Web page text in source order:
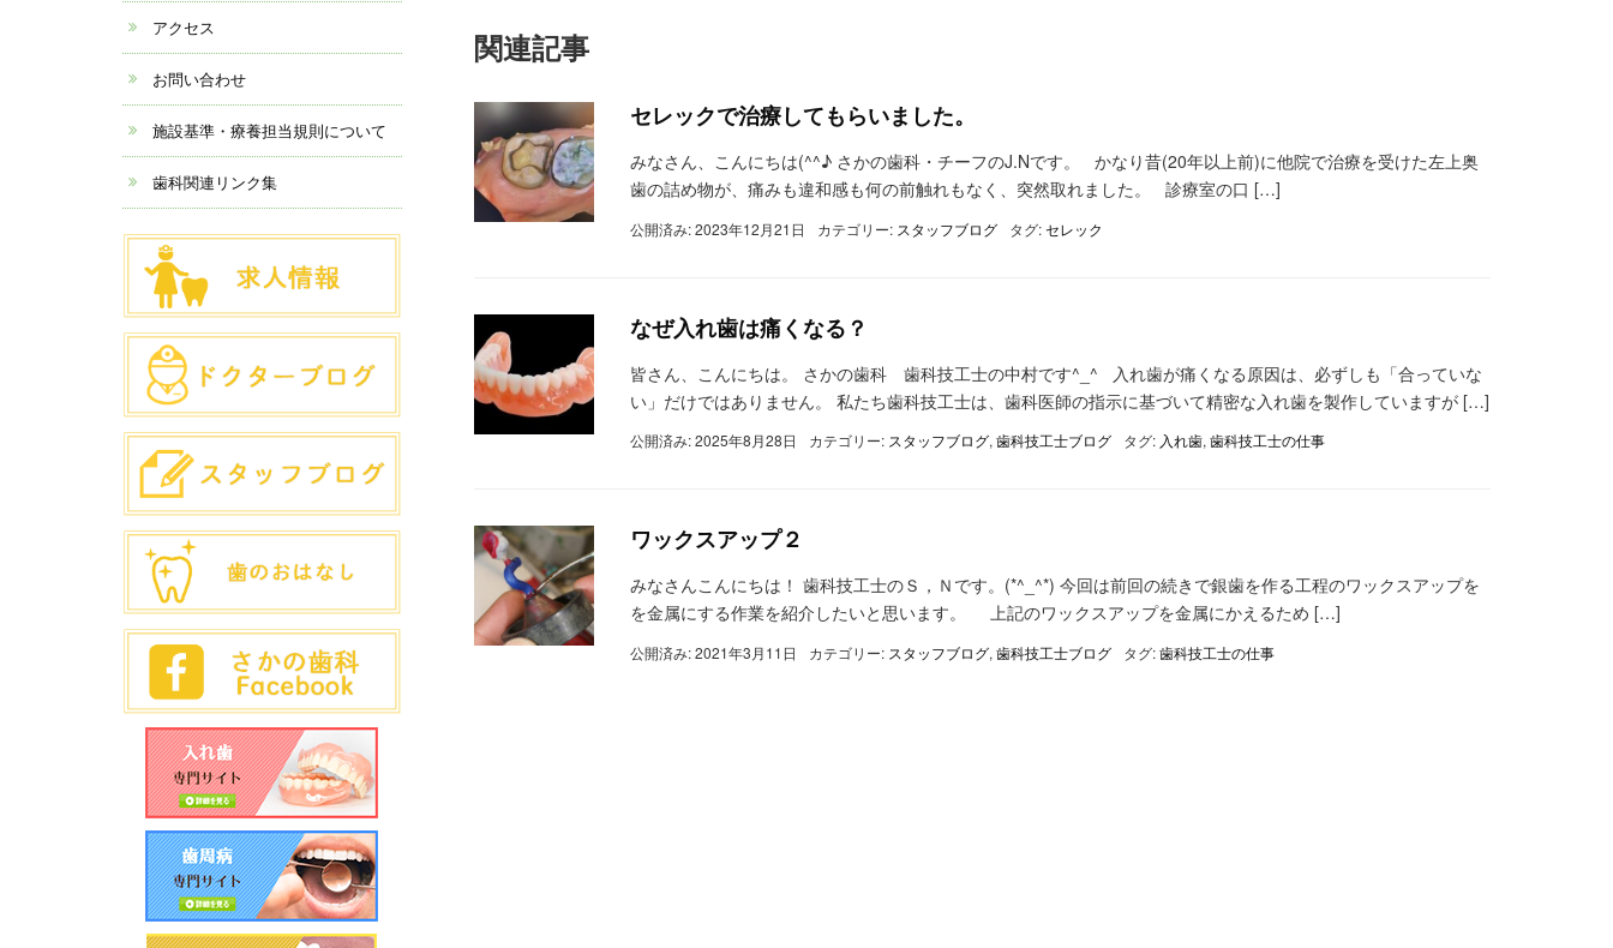
関連記事
セレックで治療してもらいました。
みなさん、こんにちは(^^♪ さかの歯科・チーフのJ.Nです。 かなり昔(⁠20年以上前⁠)に他院で治療を受けた左上奥
歯の詰め物が、痛みも違和感も何の前触れもなく、突然取れました。 診療室の口 […]
公開済み: 2023年12月21日 カテゴリー: スタッフブログ タグ:セレック
なぜ入れ歯は痛くなる？
皆さん、こんにちは。 さかの歯科 歯科技工士の中村です^_^ 入れ歯が痛くなる原因は、必ずしも「合っていな
い」だけではありません。 私たち歯科技工士は、歯科医師の指示に基づいて精密な入れ歯を製作していますが […]
公開済み: 2025年8月28日 カテゴリー: スタッフブログ, 歯科技工士ブログ タグ: 入れ歯, 歯科技工士の仕事
ワックスアップ２
みなさんこんにちは！ 歯科技工士のＳ，Ｎです。(*^_^*) 今回は前回の続きで銀歯を作る工程のワックスアップを
を金属にする作業を紹介したいと思います。 上記のワックスアップを金属にかえるため […]
公開済み: 2021年3月11日 カテゴリー: スタッフブログ, 歯科技工士ブログ タグ:歯科技工士の仕事
アクセス
お問い合わせ
施設基準・療養担当規則について
歯科関連リンク集